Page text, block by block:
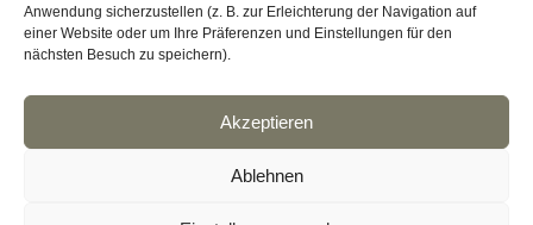
Anwendung sicherzustellen (z. B. zur Erleichterung der Navigation auf
einer Website oder um Ihre Präferenzen und Einstellungen für den
nächsten Besuch zu speichern).
Akzeptieren
Ablehnen
Cookie-Präferenzen